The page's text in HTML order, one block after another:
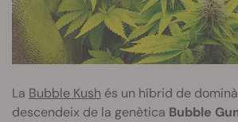
La Bubble Kush és un híbrid de
descendeix de la genètica Bubble